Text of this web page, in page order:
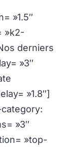
»1.5″
»k2-
derniers
»3″
»1.8″]
»3″
»top-